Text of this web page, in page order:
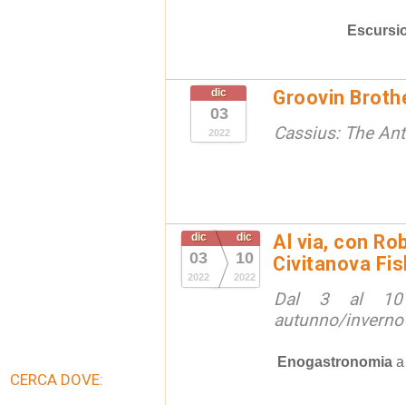
dic
03
2022
Groovin
Cassius: The
dic
03
2022
dic
10
2022
Al via, con
Civitanova
Dal 3 al 10
autunno/
Enogastronomia
CERCA DOVE: